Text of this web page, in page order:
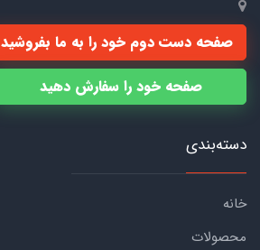
صفحه دست دوم خود را به ما بفروشید
صفحه خود را سفارش دهید
دسته‌بندی
خانه
محصولات